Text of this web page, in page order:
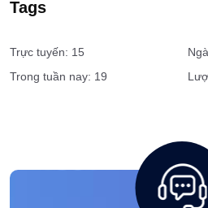
Trực tuyến: 15